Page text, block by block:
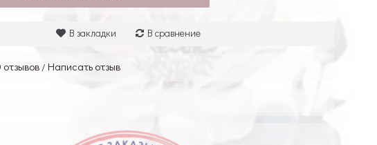
В закладки В сравнение
отзывов/ Написать отзыв